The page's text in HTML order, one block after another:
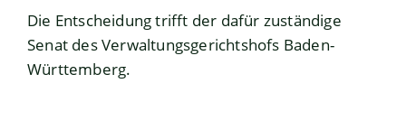
Die Entscheidung trifft der dafür zuständige
Senat des Verwaltungsgerichtshofs Baden-
Württemberg.